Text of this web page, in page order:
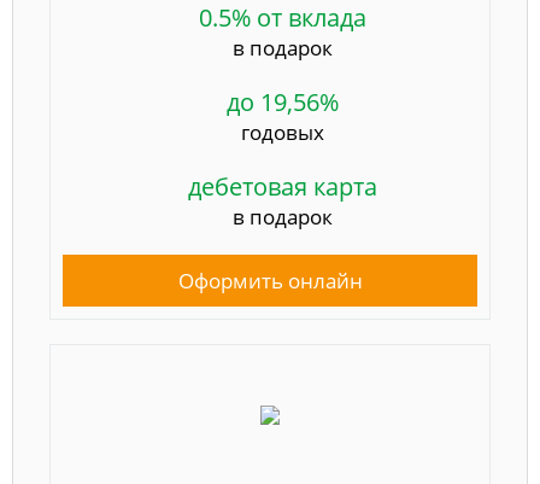
0.5% от вклада
в подарок
до 19,56%
годовых
дебетовая карта
в подарок
Оформить онлайн